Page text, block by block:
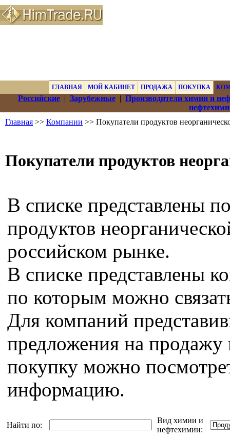
ГЛАВНАЯ МОЙ КАБИНЕТ ПРОДАЖА ПОКУПКА
Российские| Зарубежные| Производители химии и
Главная >> Компании >> Покупатели продуктов
Покупатели продуктов
В списке представлены
продуктов
российском рынке.
В списке представлены
по которым можно
Для компаний
предложения на продажу
покупку можно
информацию.
Найти по:
Вид химии и
нефтехимии: